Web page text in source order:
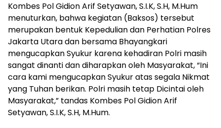
Kombes Pol Gidion Arif Setyawan, S.I.K, S.H, M.Hum
menuturkan, bahwa kegiatan (Baksos) tersebut
merupakan bentuk Kepedulian dan Perhatian Polres
Jakarta Utara dan bersama Bhayangkari
mengucapkan Syukur karena kehadiran Polri masih
sangat dinanti dan diharapkan oleh Masyarakat, “Ini
cara kami mengucapkan Syukur atas segala Nikmat
yang Tuhan berikan. Polri masih tetap Dicintai oleh
Masyarakat,” tandas Kombes Pol Gidion Arif
Setyawan, S.I.K, S.H, M.Hum.